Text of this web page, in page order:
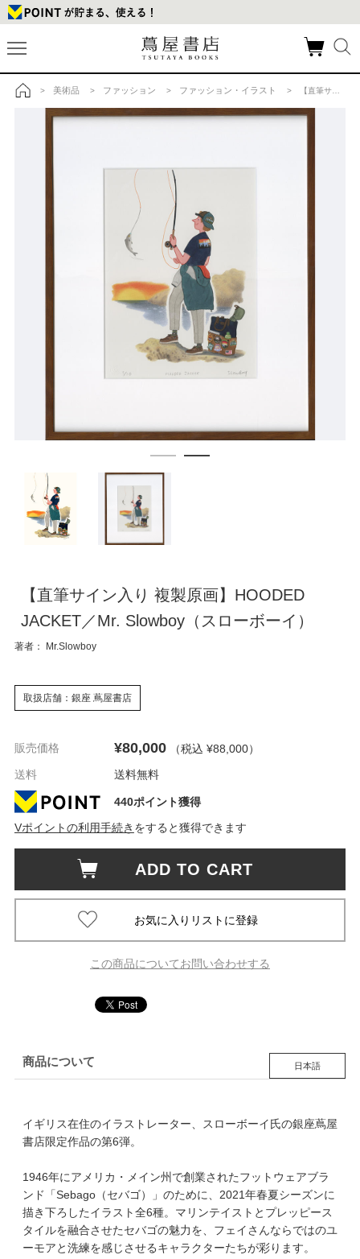
> 美術品 > ファッション > ファッション・イラスト > 【直筆サイン入り 複製原画】HOODED JACKET／Mr. Slowboy（スローボーイ）の商品詳細
【直筆サイン入り 複製原画】HOODED
JACKET／Mr. Slowboy（スローボーイ）
著者： Mr.Slowboy
取扱店舗：銀座 蔦屋書店
販売価格 ¥80,000 （税込 ¥88,000）
送料
送料無料
440ポイント獲得
Vポイントの利用手続き をすると獲得できます
ADD TO CART
この商品についてお問い合わせする
商品について 日本語
イギリス在住のイラストレーター、スローボーイ氏の銀座蔦屋
書店限定作品の第6弾。
1946年にアメリカ・メイン州で創業されたフットウェアブラ
ンド「Sebago（セバゴ）」のために、2021年春夏シーズンに
描き下ろしたイラスト全6種。マリンテイストとプレッピース
タイルを融合させたセバゴの魅力を、フェイさんならではのユ
ーモアと洗練を感じさせるキャラクターたちが彩ります。